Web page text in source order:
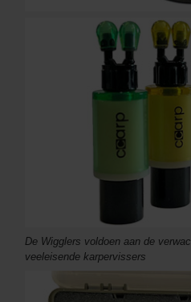
De Wigglers voldoen aan de
veeleisende karpervissers